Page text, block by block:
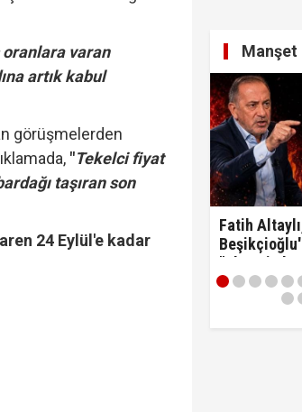
varan
artık kabul
görüşmelerden
"Tekelci fiyat
taşıran son
24 Eylül'e kadar
Manşet
Fatih
"Ulan siz